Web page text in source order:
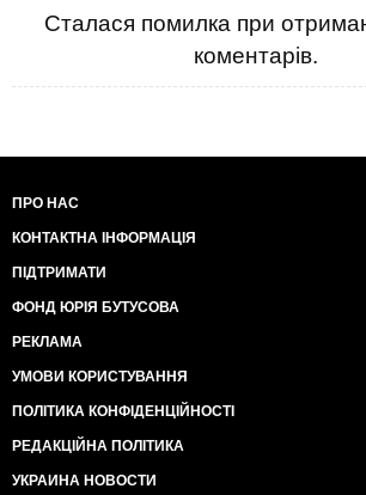
Сталася помилка при
коментарів.
ПРО НАС
КОНТАКТНА ІНФОРМАЦІЯ
ПІДТРИМАТИ
ФОНД ЮРІЯ БУТУСОВА
РЕКЛАМА
УМОВИ КОРИСТУВАННЯ
ПОЛІТИКА КОНФІДЕНЦІЙНОСТІ
РЕДАКЦІЙНА ПОЛІТИКА
УКРАИНА НОВОСТИ